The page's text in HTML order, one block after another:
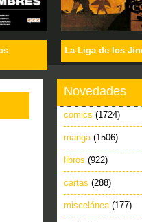
La Liga de los
Novedades
comics (1724)
manga (1506)
libros (922)
cartas (288)
miscelánea (177)